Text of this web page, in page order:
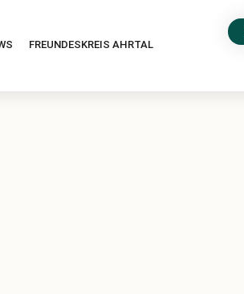
FREUNDESKREIS AHRTAL